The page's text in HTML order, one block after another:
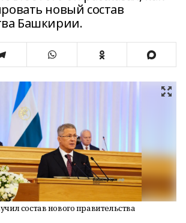
новый состав
Башкирии.
состав нового правительства